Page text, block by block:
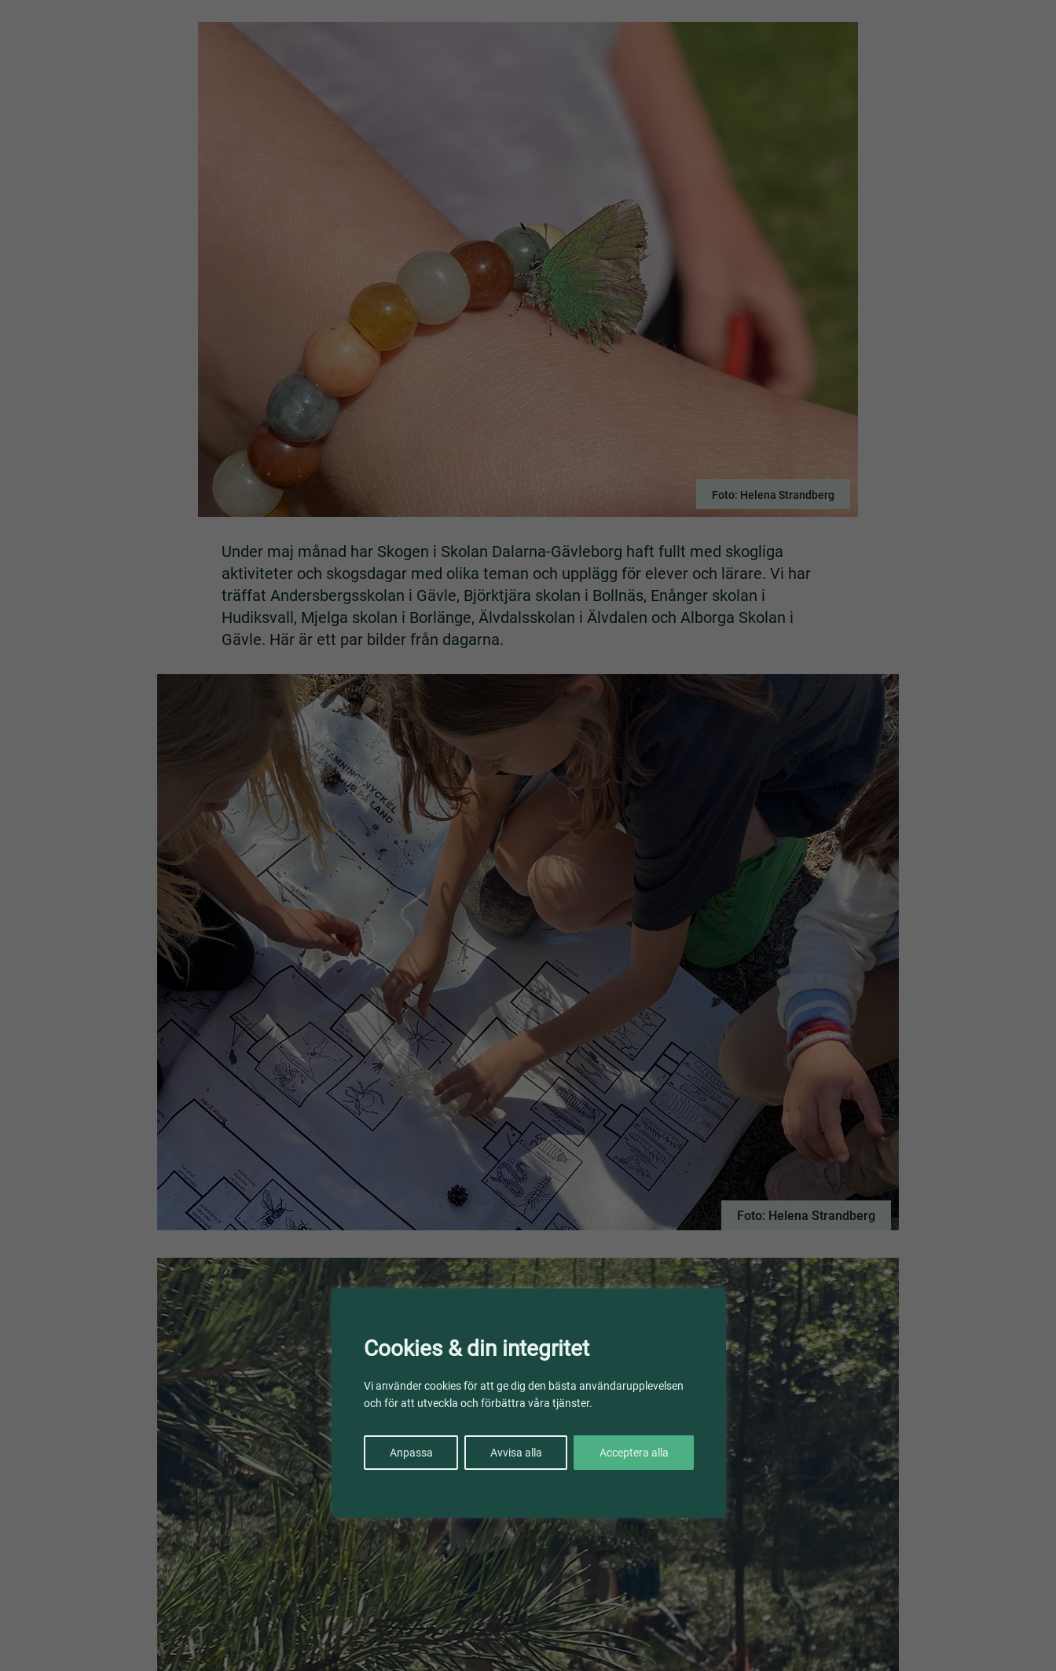
Cookies & din integritet
Vi använder cookies för att ge dig den bästa användarupplevelsen
och för att utveckla och förbättra våra tjänster.
Anpassa Avvisa alla Acceptera alla
Foto: Helena Strandberg
Under maj månad har Skogen i Skolan Dalarna-Gävleborg haft fullt med skogliga
aktiviteter och skogsdagar med olika teman och upplägg för elever och lärare. Vi har
träffat Andersbergsskolan i Gävle, Björktjära skolan i Bollnäs, Enånger skolan i
Hudiksvall, Mjelga skolan i Borlänge, Älvdalsskolan i Älvdalen och Alborga Skolan i
Gävle. Här är ett par bilder från dagarna.
Foto: Helena Strandberg